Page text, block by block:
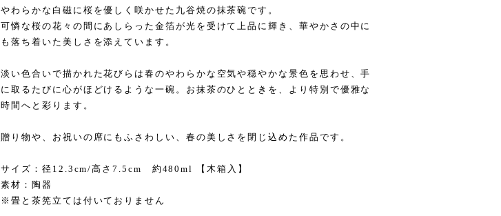
やわらかな白磁に桜を優しく咲かせた九谷焼の抹茶碗です。
可憐な桜の花々の間にあしらった金箔が光を受けて上品に輝き、華やかさの中に
も落ち着いた美しさを添えています。
淡い色合いで描かれた花びらは春のやわらかな空気や穏やかな景色を思わせ、手
に取るたびに心がほどけるような一碗。お抹茶のひとときを、より特別で優雅な
時間へと彩ります。
贈り物や、お祝いの席にもふさわしい、春の美しさを閉じ込めた作品です。
サイズ：径12.3cm/高さ7.5cm 約480ml 【木箱入】
素材：陶器
※畳と茶筅立ては付いておりません